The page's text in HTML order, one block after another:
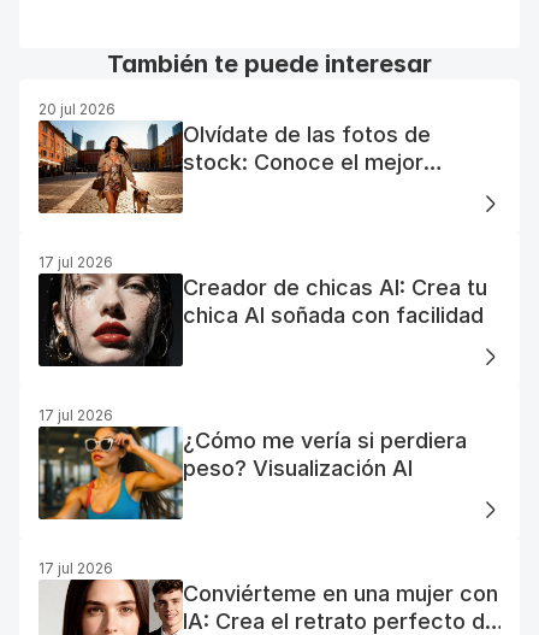
También te puede interesar
20 jul 2026
Olvídate de las fotos de
stock: Conoce el mejor
generador de fotos AI gratuito
17 jul 2026
Creador de chicas AI: Crea tu
chica AI soñada con facilidad
17 jul 2026
¿Cómo me vería si perdiera
peso? Visualización AI
17 jul 2026
Conviérteme en una mujer con
IA: Crea el retrato perfecto de